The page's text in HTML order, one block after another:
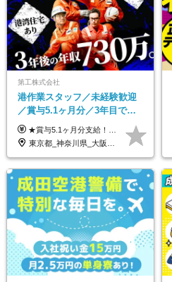
第工株式会社
港作業スタッフ／未経験歓迎
／賞与5.1ヶ月分／3年目で年
収730万円も可／食事手当あり
／年休120日以上
★賞与5.1ヶ月分支給！ ★入社3年目・30代で年収730万円の先輩も活躍中！ ★入社1年目・20代で月収29万円の実績あり 月給：22.5万円～30.5万円＋各種手当＋賞与年2回＋残業代全額支給 ※経験・能力などを考慮のうえ決定します ※上記月給には食事手当(5000円／月）を含みます ※残業代は分単位で100％支給いたします ※試用期間3ヶ月。その間の給与・待遇に差異はありません 【月収例】 ◆33.5万円／31歳 入社7か月 ◆38.5万円／32歳 入社1年目 ◆48.4万円／44歳 入社12年目 ※経験・能力などを考慮のうえ決定 ※月収・給与例には休日手当も含みます 【手当詳細】 ◆交通費規定支給（上限3万5000円／月） ◆時間外手当全額支給 ◆休日出勤手当 ◆港湾住宅あり（1R・2万円台～） ◆資格取得支援制度：全額負担 ◆地域手当：関東地区1万円／月
東京都_神奈川県_大阪府_愛知県_兵庫県